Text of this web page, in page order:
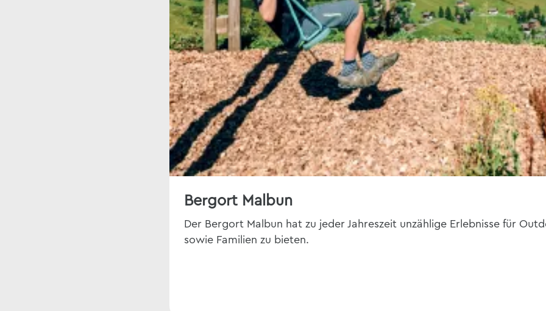
Bergort Malbun
Der Bergort Malbun hat zu jeder Jahreszeit unzählige Erlebnisse für
sowie Familien zu bieten.